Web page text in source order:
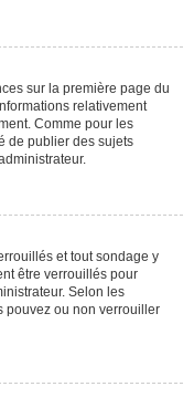
sur la première page du
relativement
Comme pour les
de publier des sujets
et tout sondage y
être verrouillés pour
Selon les
pouvez ou non verrouiller